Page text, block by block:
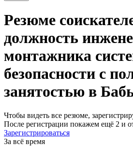
Резюме
должность
монтажника
безопасности с
занятостью в
Чтобы видеть все резюме,
После регистрации покажем ещё 2 и
Зарегистрироваться
За всё время